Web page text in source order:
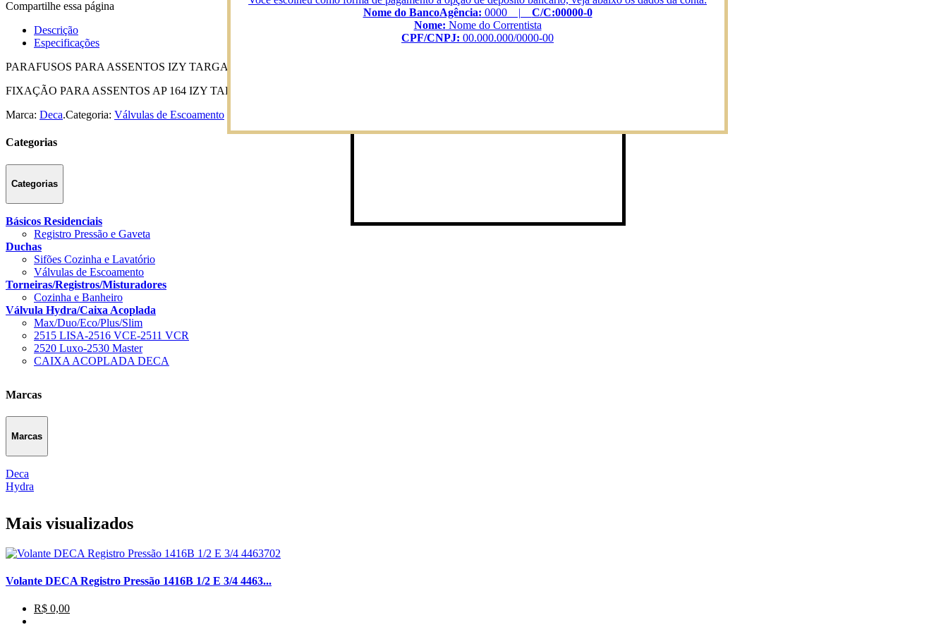
Enviar
Compartilhe essa página
Descrição
Especificações
PARAFUSOS PARA ASSENTOS IZY TARGA E RAVENA FX16501
FIXAÇÃO PARA ASSENTOS AP 164 IZY TARGA E RAVENA FX16501
Marca: Deca.Categoria: Válvulas de Escoamento
Categorias
Categorias
Básicos Residenciais
Registro Pressão e Gaveta
Duchas
Sifões Cozinha e Lavatório
Válvulas de Escoamento
Torneiras/Registros/Misturadores
Cozinha e Banheiro
Válvula Hydra/Caixa Acoplada
Max/Duo/Eco/Plus/Slim
2515 LISA-2516 VCE-2511 VCR
2520 Luxo-2530 Master
CAIXA ACOPLADA DECA
Marcas
Marcas
Deca
Hydra
Mais visualizados
Volante DECA Registro Pressão 1416B 1/2 E 3/4 4463...
R$ 0,00
Enviar
Enviar
Nome do BancoAgência: 0000 | C/C:00000-0
Nome: Nome do Correntista
CPF/CNPJ: 00.000.000/0000-00